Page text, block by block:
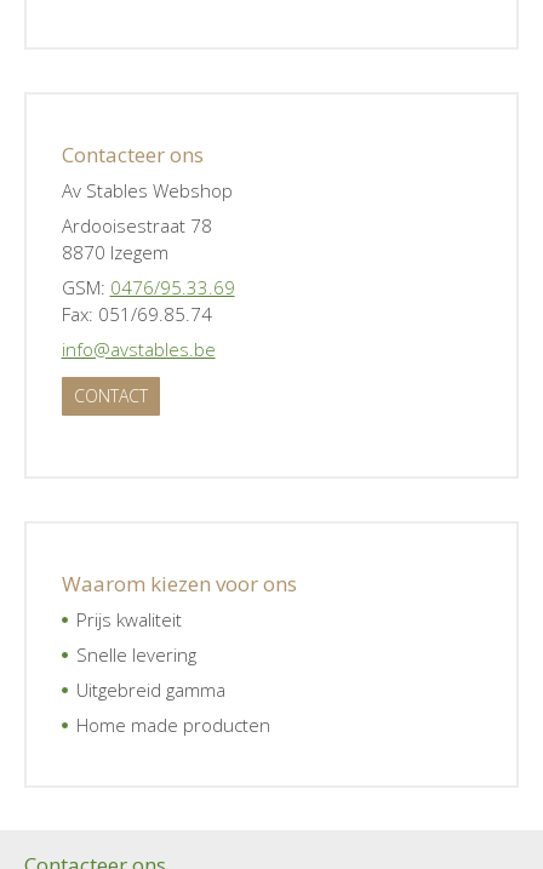
Contacteer ons
Av Stables Webshop
Ardooisestraat 78
8870 Izegem
GSM: 0476/95.33.69
Fax: 051/69.85.74
info@avstables.be
CONTACT
Waarom kiezen voor ons
Prijs kwaliteit
Snelle levering
Uitgebreid gamma
Home made producten